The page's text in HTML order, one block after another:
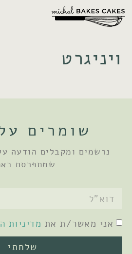
ויניגרט
שומרים
נרשמים ומקבלים הודעה
שמתפרסם
אני מאשר/ת את מדיניות
שלחתי